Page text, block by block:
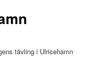
tävling i Ulricehamn